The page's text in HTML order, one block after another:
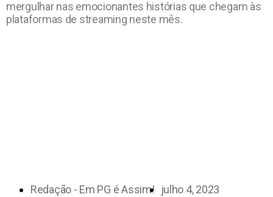
mergulhar nas emocionantes histórias que chegam às
plataformas de streaming neste mês.
Redação - Em PG é Assim! julho 4, 2023